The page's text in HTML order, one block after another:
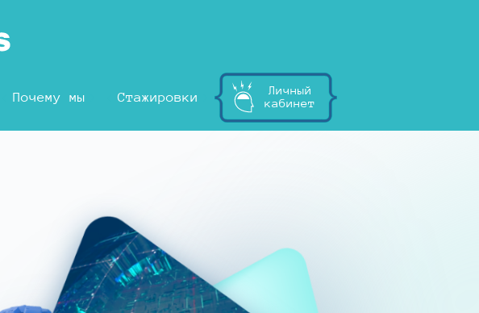
Почему мы Стажировки
Личный
кабинет